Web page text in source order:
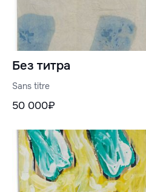
Без титра
Sans titre
50 000₽